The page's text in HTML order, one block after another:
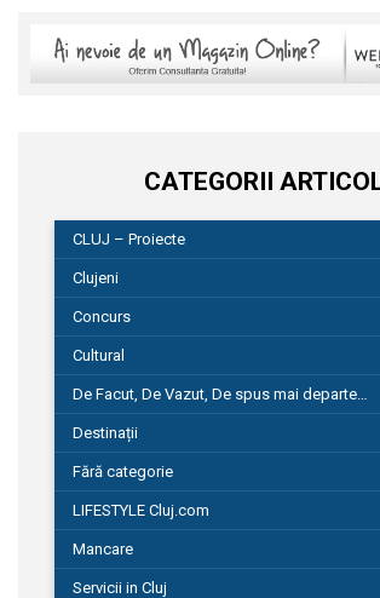
CATEGORII
CLUJ – Proiecte
Clujeni
Concurs
Cultural
De Facut, De Vazut, De spus mai departe…
Destinații
Fără categorie
LIFESTYLE Cluj.com
Mancare
Servicii in Cluj